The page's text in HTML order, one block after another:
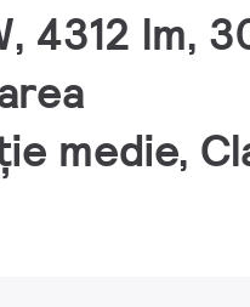
4312 lm,
medie,